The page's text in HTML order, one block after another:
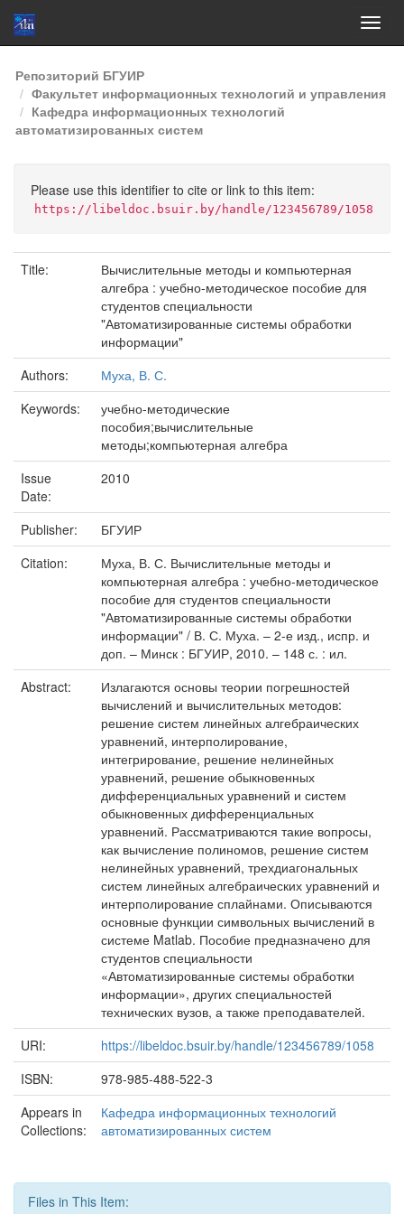
Skip
navigation
Репозиторий БГУИР
Факультет информационных технологий и управления
Кафедра информационных технологий
автоматизированных систем
Please use this identifier to cite or link to this item:
https://libeldoc.bsuir.by/handle/123456789/1058
Title:
Вычислительные методы и компьютерная
алгебра : учебно-методическое пособие для
студентов специальности
"Автоматизированные системы обработки
информации"
Authors:
Муха, В. С.
Keywords:
учебно-методические
пособия;вычислительные
методы;компьютерная алгебра
Issue
Date:
2010
Publisher:
БГУИР
Citation:
Муха, В. С. Вычислительные методы и
компьютерная алгебра : учебно-методическое
пособие для студентов специальности
"Автоматизированные системы обработки
информации" / В. С. Муха. – 2-е изд., испр. и
доп. – Минск : БГУИР, 2010. – 148 с. : ил.
Abstract:
Излагаются основы теории погрешностей
вычислений и вычислительных методов:
решение систем линейных алгебраических
уравнений, интерполирование,
интегрирование, решение нелинейных
уравнений, решение обыкновенных
дифференциальных уравнений и систем
обыкновенных дифференциальных
уравнений. Рассматриваются такие вопросы,
как вычисление полиномов, решение систем
нелинейных уравнений, трехдиагональных
систем линейных алгебраических уравнений и
интерполирование сплайнами. Описываются
основные функции символьных вычислений в
системе Matlab. Пособие предназначено для
студентов специальности
«Автоматизированные системы обработки
информации», других специальностей
технических вузов, а также преподавателей.
URI:
https://libeldoc.bsuir.by/handle/123456789/1058
ISBN:
978-985-488-522-3
Appears in
Collections:
Кафедра информационных технологий
автоматизированных систем
Files in This Item: